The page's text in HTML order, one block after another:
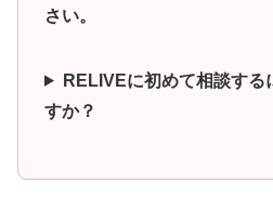
さい。
RELIVEに初めて相談する
すか？